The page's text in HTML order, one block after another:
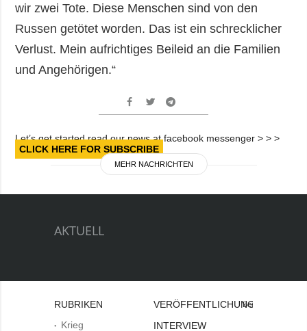
wir zwei Tote. Diese Menschen sind von den
Russen getötet worden. Das ist ein schrecklicher
Verlust. Mein aufrichtiges Beileid an die Familien
und Angehörigen.“
Let’s get started read our news at facebook messenger > > >
CLICK HERE FOR SUBSCRIBE
MEHR NACHRICHTEN
AKTUELL
RUBRIKEN
Krieg
VERÖFFENTLICHUNGEN
INTERVIEW
Bei